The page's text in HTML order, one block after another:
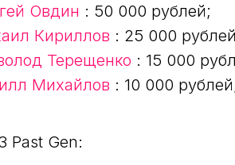
Овдин : 50 000 рублей;
Кириллов : 25 000
Терещенко : 15 000
Михайлов : 10 000
Past Gen: